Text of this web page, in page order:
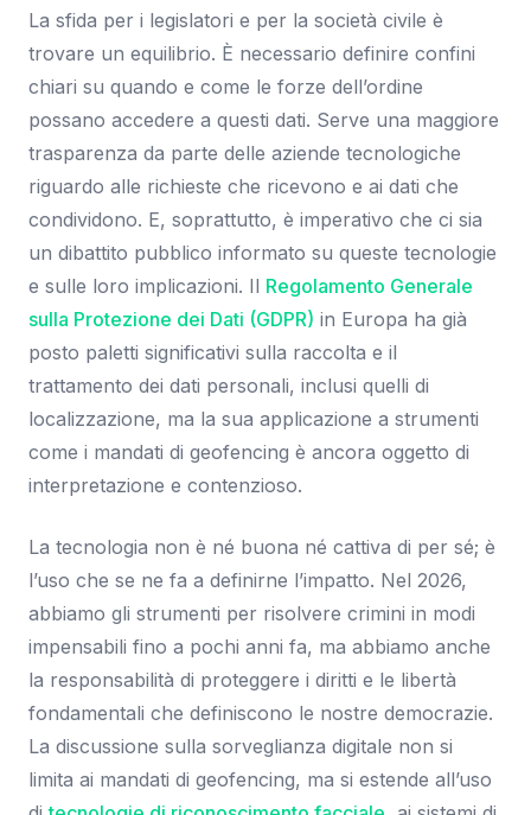
La sfida per i legislatori e per la società civile è
trovare un equilibrio. È necessario definire confini
chiari su quando e come le forze dell’ordine
possano accedere a questi dati. Serve una maggiore
trasparenza da parte delle aziende tecnologiche
riguardo alle richieste che ricevono e ai dati che
condividono. E, soprattutto, è imperativo che ci sia
un dibattito pubblico informato su queste tecnologie
e sulle loro implicazioni. Il Regolamento Generale
sulla Protezione dei Dati (GDPR) in Europa ha già
posto paletti significativi sulla raccolta e il
trattamento dei dati personali, inclusi quelli di
localizzazione, ma la sua applicazione a strumenti
come i mandati di geofencing è ancora oggetto di
interpretazione e contenzioso.
La tecnologia non è né buona né cattiva di per sé; è
l’uso che se ne fa a definirne l’impatto. Nel 2026,
abbiamo gli strumenti per risolvere crimini in modi
impensabili fino a pochi anni fa, ma abbiamo anche
la responsabilità di proteggere i diritti e le libertà
fondamentali che definiscono le nostre democrazie.
La discussione sulla sorveglianza digitale non si
limita ai mandati di geofencing, ma si estende all’uso